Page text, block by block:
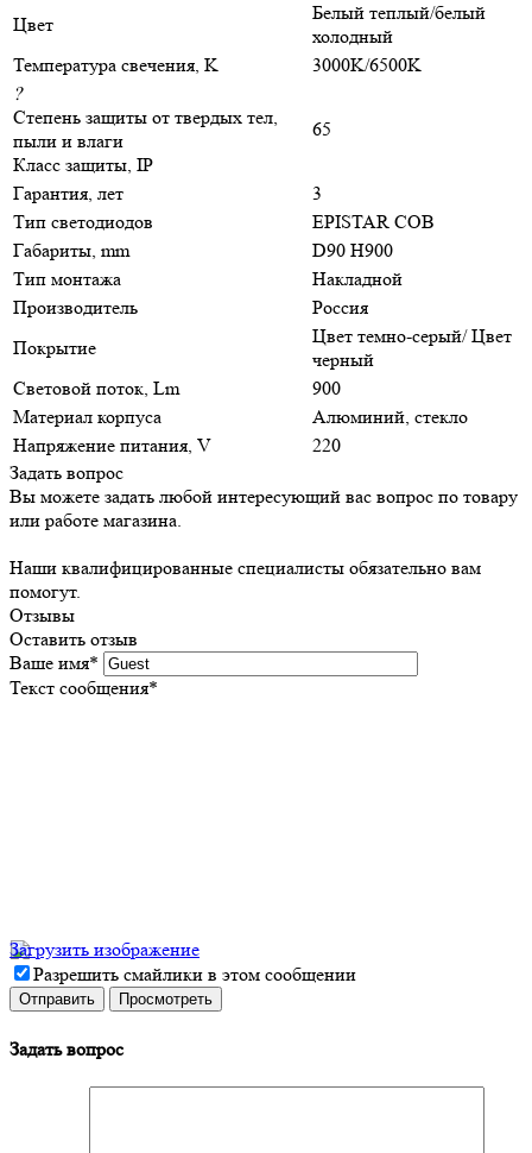
Цвет
Белый теплый/белый
холодный
Температура свечения, K
3000K/6500K
?
Степень защиты от твердых тел,
пыли и влаги
Класс защиты, IP
65
Гарантия, лет
3
Тип светодиодов
EPISTAR COB
Габариты, mm
D90 H900
Тип монтажа
Накладной
Производитель
Россия
Покрытие
Цвет темно-серый/ Цвет
черный
Световой поток, Lm
900
Материал корпуса
Алюминий, стекло
Напряжение питания, V
220
Задать вопрос
Вы можете задать любой интересующий вас вопрос по товару
или работе магазина.
Наши квалифицированные специалисты обязательно вам
помогут.
Отзывы
Оставить отзыв
Ваше имя*
Текст сообщения*
Загрузить изображение
Разрешить смайлики в этом сообщении
Задать вопрос